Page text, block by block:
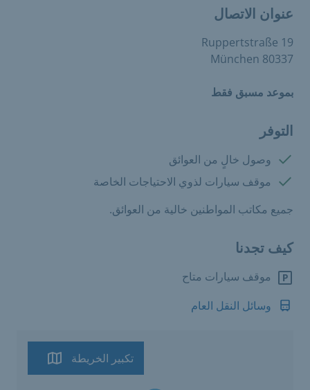
عنوان الاتصال
Ruppertstraße 19
80337 München
بموعد مسبق فقط
التوفر
متوفرة:وصول خالٍ من العوائق
متوفرة:موقف سيارات لذوي الاحتياجات الخاصة
جميع مكاتب المواطنين خالية من العوائق.
كيف تجدنا
موقف سيارات متاح
وسائل النقل العام
تكبير الخريطة